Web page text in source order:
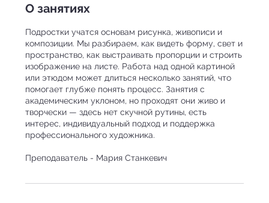
О занятиях
Подростки учатся основам рисунка, живописи и
композиции. Мы разбираем, как видеть форму, свет и
пространство, как выстраивать пропорции и строить
изображение на листе. Работа над одной картиной
или этюдом может длиться несколько занятий, что
помогает глубже понять процесс. Занятия с
академическим уклоном, но проходят они живо и
творчески — здесь нет скучной рутины, есть
интерес, индивидуальный подход и поддержка
профессионального художника.
Преподаватель - Мария Станкевич